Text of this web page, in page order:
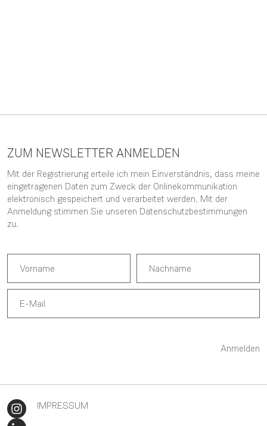
ZUM NEWSLETTER ANMELDEN
Mit der Registrierung erteile ich mein Einverständnis, dass meine
eingetragenen Daten zum Zweck der Onlinekommunikation
elektronisch gespeichert und verarbeitet werden. Mit der
Anmeldung stimmen Sie unseren Datenschutzbestimmungen
zu.
Anmelden
IMPRESSUM